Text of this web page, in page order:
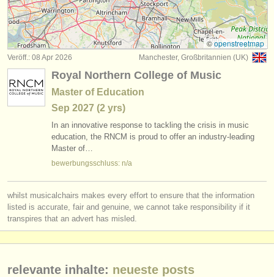
instrumentenverkauf
gestohlene instrumente
verzeichnisse:
orchester
musikhochschulen
jugendorchester
kontakt
rss feeds
kurse: piano accompaniment (3)
degree courses: klavier (11)
degree courses: cembalo
degree courses: piano accompaniment
klavierwettbewerb (69)
kleinanzeigen klavier (4)
klavier verloren (5)
©openstreetmap
Manchester, Großbritannien (UK)
Veröff.: 08 Apr 2026
Royal Northern College of Music
Master of Education
Sep 2027 (2 yrs)
In an innovative response to tackling the crisis in music
education, the RNCM is proud to offer an industry-leading
Master of…
bewerbungsschluss: n/a
whilst musicalchairs makes every effort to ensure that the information
listed is accurate, fair and genuine, we cannot take responsibility if it
transpires that an advert has misled.
relevante inhalte: neueste posts